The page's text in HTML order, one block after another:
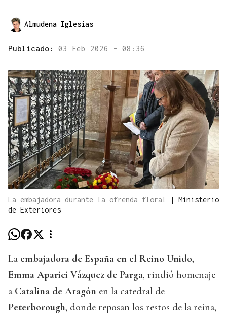
Almudena Iglesias
Publicado: 03 Feb 2026 - 08:36
La embajadora durante la ofrenda floral | Ministerio
de Exteriores
La embajadora de España en el Reino Unido,
Emma Aparici Vázquez de Parga, rindió homenaje
a Catalina de Aragón en la catedral de
Peterborough, donde reposan los restos de la reina,